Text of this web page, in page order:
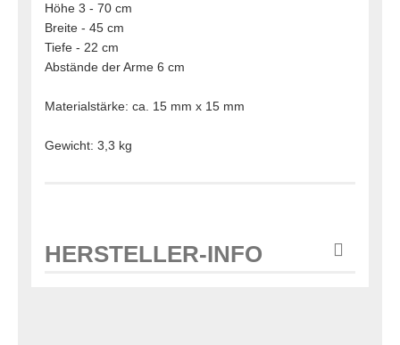
Höhe 3 - 70 cm
Breite - 45 cm
Tiefe - 22 cm
Abstände der Arme 6 cm
Materialstärke: ca. 15 mm x 15 mm
Gewicht: 3,3 kg
HERSTELLER-INFO